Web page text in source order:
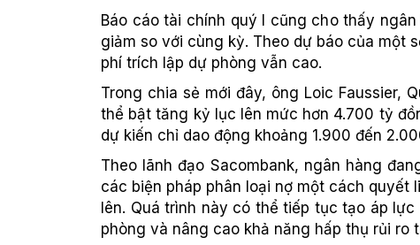
Báo cáo tài chính quý I cũng cho thấy
giảm so với cùng kỳ. Theo dự báo của một
phí trích lập dự phòng vẫn cao.
Trong chia sẻ mới đây, ông Loic Faussier,
thể bật tăng kỷ lục lên mức hơn 4.700 tỷ
dự kiến chỉ dao động khoảng 1.900 đến
Theo lãnh đạo Sacombank, ngân hàng
các biện pháp phân loại nợ một cách
lên. Quá trình này có thể tiếp tục tạo áp
phòng và nâng cao khả năng hấp thụ rủi